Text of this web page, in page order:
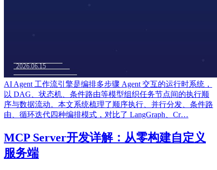
AI Agent 工作流引擎是编排多步骤 Agent 交互的运行时系统，
以 DAG、状态机、条件路由等模型组织任务节点间的执行顺
序与数据流动。本文系统梳理了顺序执行、并行分发、条件路
由、循环迭代四种编排模式，对比了 LangGraph、Cr…
MCP Server开发详解：从零构建自定义
服务端